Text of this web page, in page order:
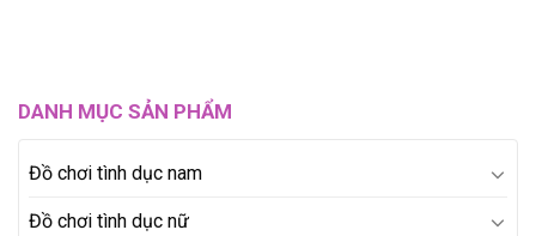
DANH MỤC SẢN PHẨM
Đồ chơi tình dục nam
Đồ chơi tình dục nữ